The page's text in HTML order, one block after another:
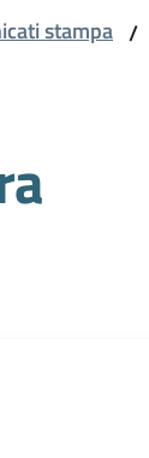
stampa /